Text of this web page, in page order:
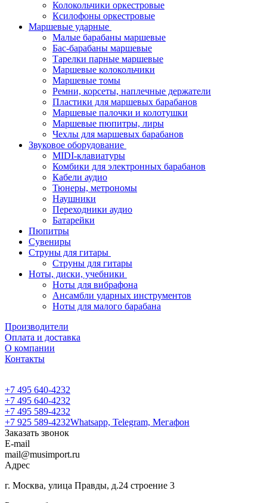
Колокольчики оркестровые
Ксилофоны оркестровые
Маршевые ударные
Малые барабаны маршевые
Бас-барабаны маршевые
Тарелки парные маршевые
Маршевые колокольчики
Маршевые томы
Ремни, корсеты, наплечные держатели
Пластики для маршевых барабанов
Маршевые палочки и колотушки
Маршевые пюпитры, лиры
Чехлы для маршевых барабанов
Звуковое оборудование
MIDI-клавиатуры
Комбики для электронных барабанов
Кабели аудио
Тюнеры, метрономы
Наушники
Переходники аудио
Батарейки
Пюпитры
Сувениры
Струны для гитары
Струны для гитары
Ноты, диски, учебники
Ноты для вибрафона
Ансамбли ударных инструментов
Ноты для малого барабана
Производители
Оплата и доставка
О компании
Контакты
+7 495 640-4232
+7 495 640-4232
+7 495 589-4232
+7 925 589-4232Whatsapp, Telegram, Мегафон
Заказать звонок
E-mail
mail@musimport.ru
Адрес
г. Москва, улица Правды, д.24 строение 3